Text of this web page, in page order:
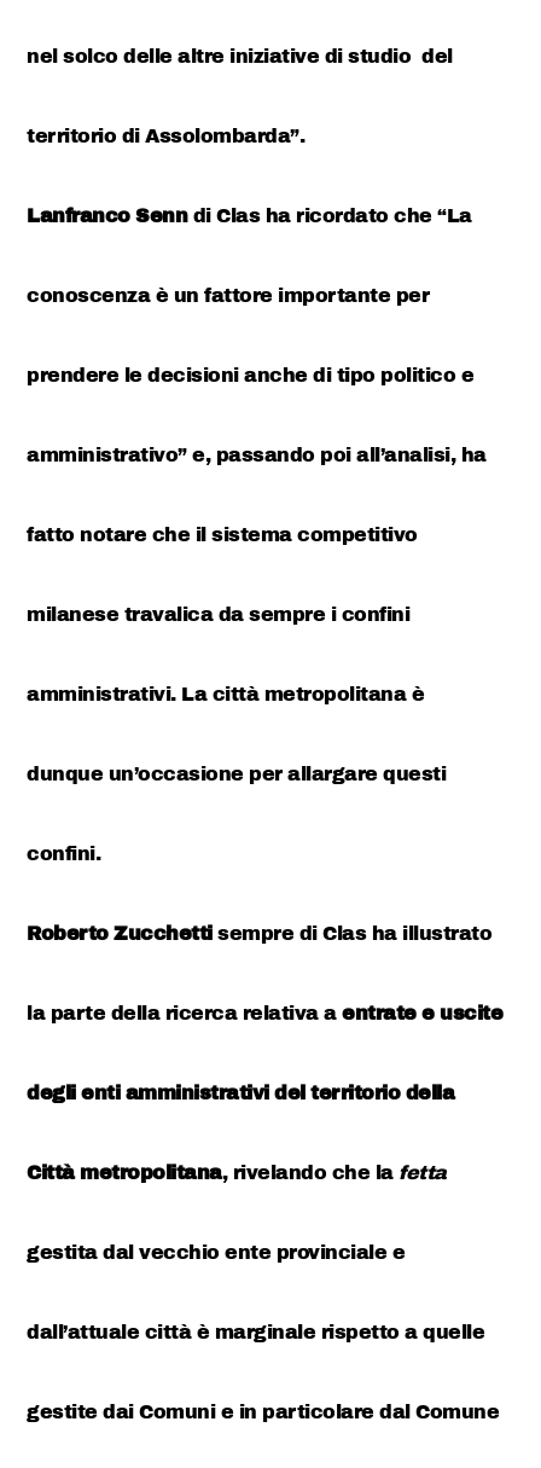
nel solco delle altre iniziative di studio del
territorio di Assolombarda”.
Lanfranco Senndi Clas ha ricordato che “La
conoscenza è un fattore importante per
prendere le decisioni anche di tipo politico e
amministrativo” e, passando poi all’analisi, ha
fatto notare che il sistema competitivo
milanese travalica da sempre i confini
amministrativi. La città metropolitana è
dunque un’occasione per allargare questi
confini.
Roberto Zucchettisempre di Clas ha illustrato
la parte della ricerca relativa aentrate e uscite
degli enti amministrativi del territorio della
Città metropolitana, rivelando che la fetta
gestita dal vecchio ente provinciale e
dall’attuale città è marginale rispetto a quelle
gestite dai Comuni e in particolare dal Comune